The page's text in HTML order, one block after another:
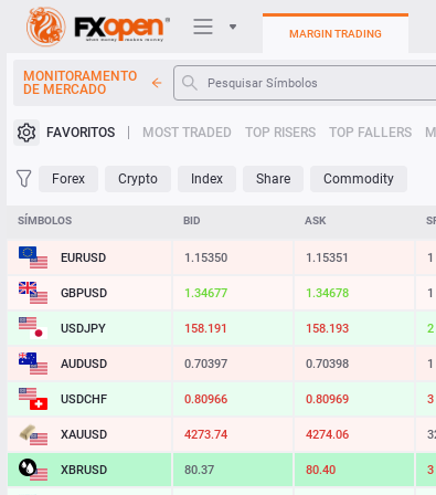
Plataformas de negociação
Heatmap
MARGIN TRADING
MONITORAMENTO
DE MERCADO
FAVORITOS MOST TRADED TOP RISERS TOP FALLERS
Forex Crypto Index Share Commodity
SÍMBOLOS BID ASK
EURUSD 1.15350 1.15351 1
GBPUSD 1.34677 1.34678 1
USDJPY 158.191 158.193 2
AUDUSD 0.70397 0.70398 1
USDCHF 0.80966 0.80969 3
XAUUSD 4273.74 4274.06
XBRUSD 80.37 80.40 3